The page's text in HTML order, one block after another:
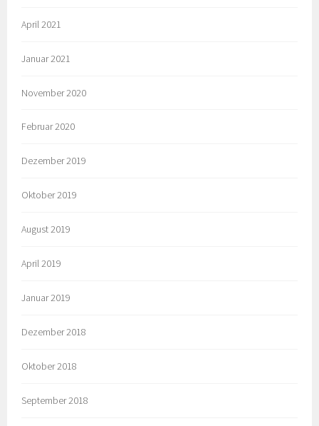
April 2021
Januar 2021
November 2020
Februar 2020
Dezember 2019
Oktober 2019
August 2019
April 2019
Januar 2019
Dezember 2018
Oktober 2018
September 2018